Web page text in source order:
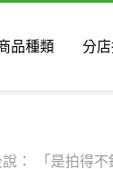
品種類 分
： 「是拍得